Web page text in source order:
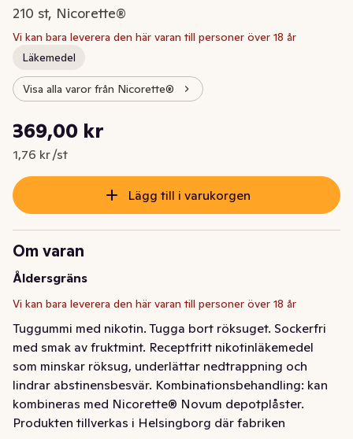
210 st, Nicorette®
Vi kan bara leverera den här varan till personer över 18 år
Läkemedel
Visa alla varor från Nicorette®
Nuvarande pris är: 369,00 kr
369,00 kr
1,76 kr /st
Styckpris: 1,76 kr /st
Lägg till i varukorgen
Om varan
Åldersgräns
Vi kan bara leverera den här varan till personer över 18 år
Tuggummi med nikotin. Tugga bort röksuget. Sockerfri
med smak av fruktmint. Receptfritt nikotinläkemedel
som minskar röksug, underlättar nedtrappning och
lindrar abstinensbesvär. Kombinationsbehandling: kan
kombineras med Nicorette® Novum depotplåster.
Produkten tillverkas i Helsingborg där fabriken